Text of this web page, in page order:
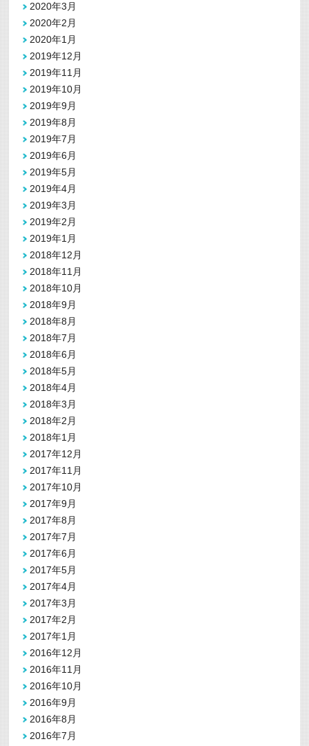
2020年3月
2020年2月
2020年1月
2019年12月
2019年11月
2019年10月
2019年9月
2019年8月
2019年7月
2019年6月
2019年5月
2019年4月
2019年3月
2019年2月
2019年1月
2018年12月
2018年11月
2018年10月
2018年9月
2018年8月
2018年7月
2018年6月
2018年5月
2018年4月
2018年3月
2018年2月
2018年1月
2017年12月
2017年11月
2017年10月
2017年9月
2017年8月
2017年7月
2017年6月
2017年5月
2017年4月
2017年3月
2017年2月
2017年1月
2016年12月
2016年11月
2016年10月
2016年9月
2016年8月
2016年7月